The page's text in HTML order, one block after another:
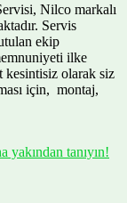
Nilco markalı
Servis
ekip
ilke
kesintisiz olarak siz
için, montaj,
yakından tanıyın!